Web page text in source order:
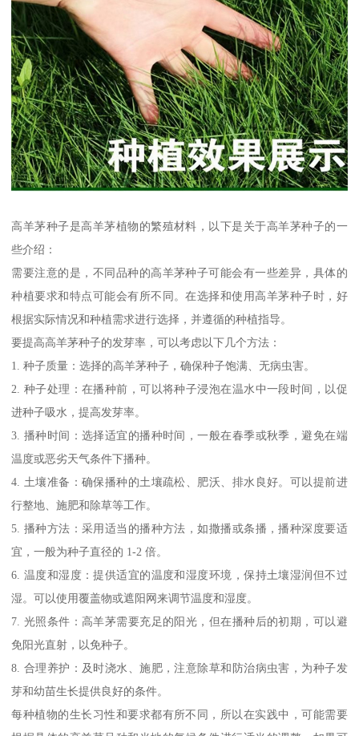
高羊茅种子是高羊茅植物的繁殖材料，以下是关于高羊茅种子的一
些介绍：
需要注意的是，不同品种的高羊茅种子可能会有一些差异，具体的
种植要求和特点可能会有所不同。在选择和使用高羊茅种子时，好
根据实际情况和种植需求进行选择，并遵循的种植指导。
要提高高羊茅种子的发芽率，可以考虑以下几个方法：
1. 种子质量：选择的高羊茅种子，确保种子饱满、无病虫害。
2. 种子处理：在播种前，可以将种子浸泡在温水中一段时间，以促
进种子吸水，提高发芽率。
3. 播种时间：选择适宜的播种时间，一般在春季或秋季，避免在端
温度或恶劣天气条件下播种。
4. 土壤准备：确保播种的土壤疏松、肥沃、排水良好。可以提前进
行整地、施肥和除草等工作。
5. 播种方法：采用适当的播种方法，如撒播或条播，播种深度要适
宜，一般为种子直径的 1-2 倍。
6. 温度和湿度：提供适宜的温度和湿度环境，保持土壤湿润但不过
湿。可以使用覆盖物或遮阳网来调节温度和湿度。
7. 光照条件：高羊茅需要充足的阳光，但在播种后的初期，可以避
免阳光直射，以免种子。
8. 合理养护：及时浇水、施肥，注意除草和防治病虫害，为种子发
芽和幼苗生长提供良好的条件。
每种植物的生长习性和要求都有所不同，所以在实践中，可能需要